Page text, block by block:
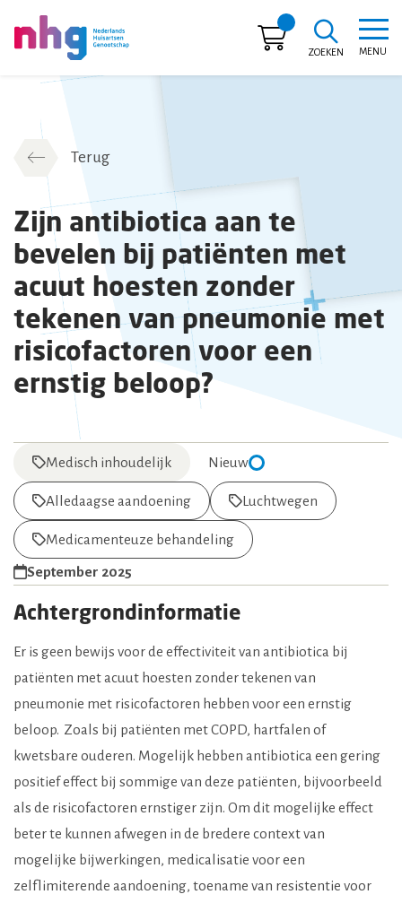
MENU
ZOEKEN
Terug
Zijn antibiotica aan te
bevelen bij patiënten met
acuut hoesten zonder
tekenen van pneumonie met
risicofactoren voor een
ernstig beloop?
Medisch inhoudelijk Nieuw
Alledaagse aandoening Luchtwegen
Medicamenteuze behandeling
September 2025
Achtergrondinformatie
Er is geen bewijs voor de effectiviteit van antibiotica bij
patiënten met acuut hoesten zonder tekenen van
pneumonie met risicofactoren hebben voor een ernstig
beloop. Zoals bij patiënten met COPD, hartfalen of
kwetsbare ouderen. Mogelijk hebben antibiotica een gering
positief effect bij sommige van deze patiënten, bijvoorbeeld
als de risicofactoren ernstiger zijn. Om dit mogelijke effect
beter te kunnen afwegen in de bredere context van
mogelijke bijwerkingen, medicalisatie voor een
zelflimiterende aandoening, toename van resistentie voor